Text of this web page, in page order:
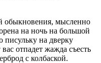
обыкновения, мысленно
на ночь на большой
на дверку
отпадет жажда съесть
с колбаской.